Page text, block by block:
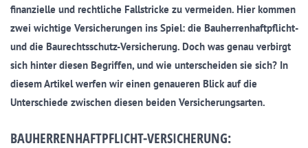
finanzielle und rechtliche Fallstricke zu vermeiden. Hier kommen
zwei wichtige Versicherungen ins Spiel: die Bauherrenhaftpflicht-
und die Baurechtsschutz-Versicherung. Doch was genau verbirgt
sich hinter diesen Begriffen, und wie unterscheiden sie sich? In
diesem Artikel werfen wir einen genaueren Blick auf die
Unterschiede zwischen diesen beiden Versicherungsarten.
BAUHERRENHAFTPFLICHT-VERSICHERUNG: